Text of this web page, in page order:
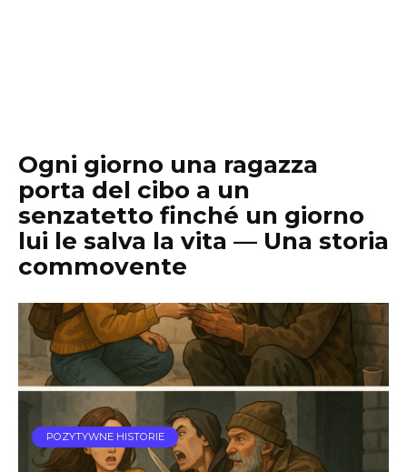
Ogni giorno una ragazza
porta del cibo a un
senzatetto finché un giorno
lui le salva la vita — Una storia
commovente
POZYTYWNE HISTORIE